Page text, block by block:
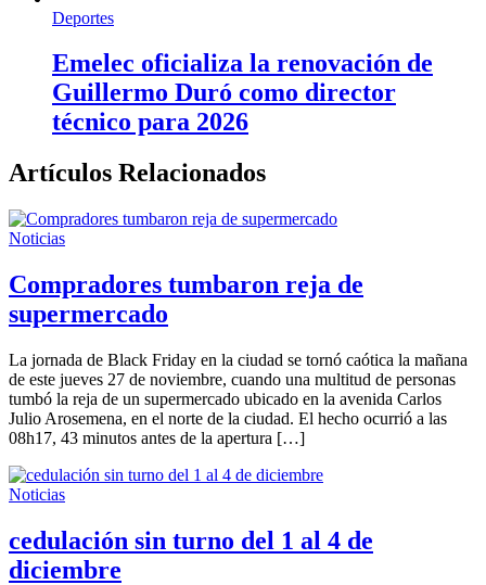
Deportes
Emelec oficializa la renovación de
Guillermo Duró como director
técnico para 2026
Artículos Relacionados
Noticias
Compradores tumbaron reja de
supermercado
La jornada de Black Friday en la ciudad se tornó caótica la mañana
de este jueves 27 de noviembre, cuando una multitud de personas
tumbó la reja de un supermercado ubicado en la avenida Carlos
Julio Arosemena, en el norte de la ciudad. El hecho ocurrió a las
08h17, 43 minutos antes de la apertura […]
Noticias
cedulación sin turno del 1 al 4 de
diciembre